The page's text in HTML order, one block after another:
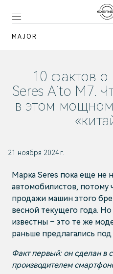
MAJOR
10 фактов о
Seres Aito M7.
в этом
21 ноября 2024 г.
Марка Seres пока еще не
автомобилистов, потому
продажи машин этого
весной текущего года.
известны – это те же
раньше предлагались
Факт первый: он сделан в
производителем